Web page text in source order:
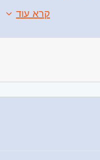
גן וגבעתיים, בקעת
קרא עוד